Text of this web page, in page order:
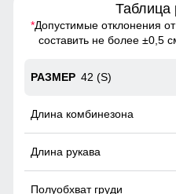
Благодаря универсальной
девушкам и женщинам с
Нагрудный карман
Служит дополнительным
Таблица
*Допустимые отклонения
составить не более ±0,5
42 (S)